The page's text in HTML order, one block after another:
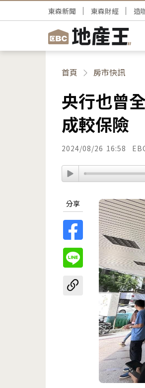
東森新聞 東森財經 造
首頁 房市快訊
央行也曾
成較保險
2024/08/26 16:58
分享